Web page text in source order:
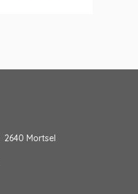
Mortsel